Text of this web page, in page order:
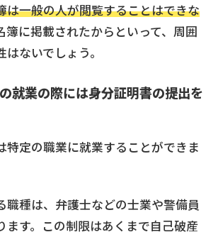
は一般の人が閲覧することはできな
簿に掲載されたからといって、周囲
ないでしょう。
就業の際には身分証明書の提出を
特定の職業に就業することができま
職種は、弁護士などの士業や警備員
ます。この制限はあくまで自己破産